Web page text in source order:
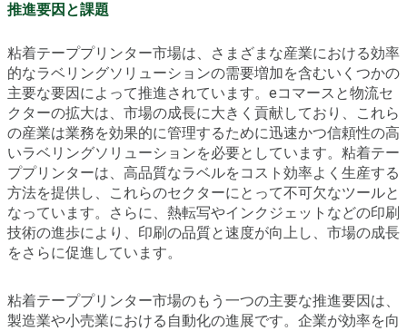
推進要因と課題
粘着テーププリンター市場は、さまざまな産業における効率
的なラベリングソリューションの需要増加を含むいくつかの
主要な要因によって推進されています。eコマースと物流セ
クターの拡大は、市場の成長に大きく貢献しており、これら
の産業は業務を効果的に管理するために迅速かつ信頼性の高
いラベリングソリューションを必要としています。粘着テー
ププリンターは、高品質なラベルをコスト効率よく生産する
方法を提供し、これらのセクターにとって不可欠なツールと
なっています。さらに、熱転写やインクジェットなどの印刷
技術の進歩により、印刷の品質と速度が向上し、市場の成長
をさらに促進しています。
粘着テーププリンター市場のもう一つの主要な推進要因は、
製造業や小売業における自動化の進展です。企業が効率を向